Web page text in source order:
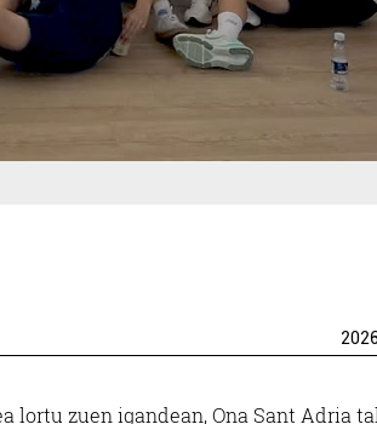
lortu zuen igandean, Ona Sant Adria